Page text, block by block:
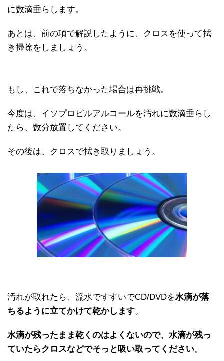
に数滴垂らします。
あとは、前の項で解説したように、クロスを使って拭
き掃除をしましょう。
もし、これで落ちなかった場合は再挑戦。
今度は、イソプロピルアルコールを汚れに数滴垂らし
たら、数分放置してください。
その後は、クロスで拭き取りましょう。
汚れが取れたら、流水ですすいでCD/DVDを水滴が落
ちるように立てかけて乾かします。
水滴が残ったまま乾くのはよくないので、水滴が残っ
ていたらクロスなどでそっと吸い取ってください。